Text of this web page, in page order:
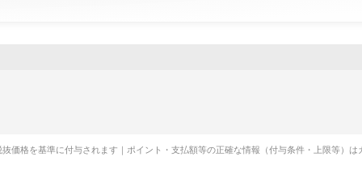
価格を基準に付与されます｜ポイント・支払額等の正確な情報（付与条件・上限等）は